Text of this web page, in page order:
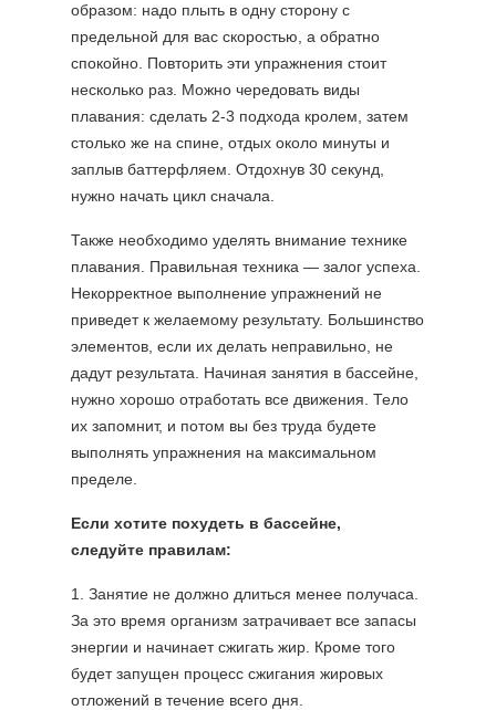
образом: надо плыть в одну сторону с
предельной для вас скоростью, а обратно
спокойно. Повторить эти упражнения стоит
несколько раз. Можно чередовать виды
плавания: сделать 2-3 подхода кролем, затем
столько же на спине, отдых около минуты и
заплыв баттерфляем. Отдохнув 30 секунд,
нужно начать цикл сначала.
Также необходимо уделять внимание технике
плавания. Правильная техника — залог успеха.
Некорректное выполнение упражнений не
приведет к желаемому результату. Большинство
элементов, если их делать неправильно, не
дадут результата. Начиная занятия в бассейне,
нужно хорошо отработать все движения. Тело
их запомнит, и потом вы без труда будете
выполнять упражнения на максимальном
пределе.
Если хотите похудеть в бассейне,
следуйте правилам:
1. Занятие не должно длиться менее получаса.
За это время организм затрачивает все запасы
энергии и начинает сжигать жир. Кроме того
будет запущен процесс сжигания жировых
отложений в течение всего дня.